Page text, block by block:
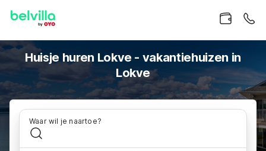
Huisje huren Lokve - vakantiehuizen in
Lokve
Waar wil je naartoe?